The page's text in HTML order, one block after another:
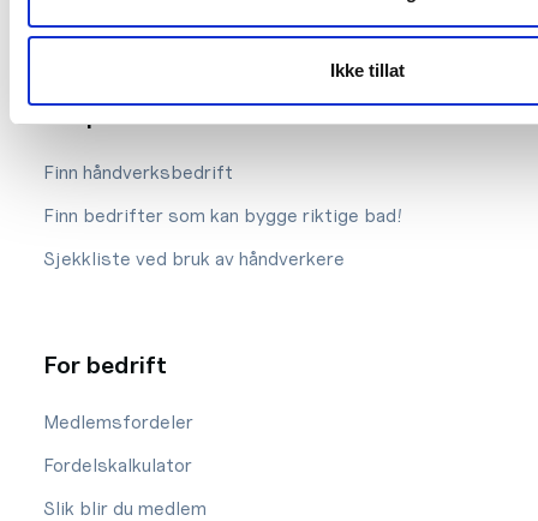
Ikke tillat
For privat
Finn håndverksbedrift
Finn bedrifter som kan bygge riktige bad!
Sjekkliste ved bruk av håndverkere
For bedrift
Medlemsfordeler
Fordelskalkulator
Slik blir du medlem